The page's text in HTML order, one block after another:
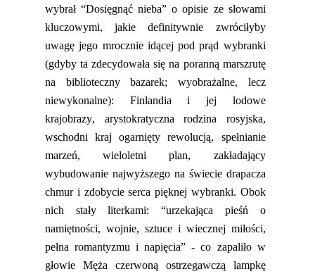
wybrał“Dosięgnąć nieba” o opisie ze słowami
kluczowymi, jakie definitywnie zwróciłyby
uwagę jego mrocznie idącej pod prąd wybranki
(gdyby ta zdecydowała się na poranną marszrutę
na biblioteczny bazarek; wyobrażalne, lecz
niewykonalne): Finlandia i jej lodowe
krajobrazy, arystokratyczna rodzina rosyjska,
wschodni kraj ogarnięty rewolucją, spełnianie
marzeń, wieloletni plan, zakładający
wybudowanie najwyższego na świecie drapacza
chmur i zdobycie sercapięknej wybranki. Obok
nich stały literkami:“urzekająca pieśń o
namiętności, wojnie, sztuce i wiecznej miłości,
pełna romantyzmu i napięcia” - co zapaliło w
głowie Męża czerwoną ostrzegawczą lampkę